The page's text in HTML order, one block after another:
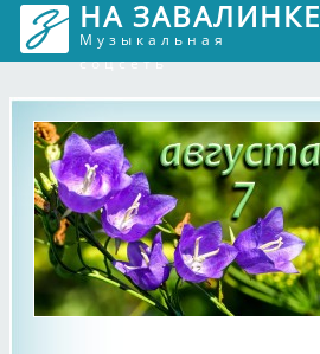
НА ЗАВАЛИНКЕ
Музыкальная
соцсеть